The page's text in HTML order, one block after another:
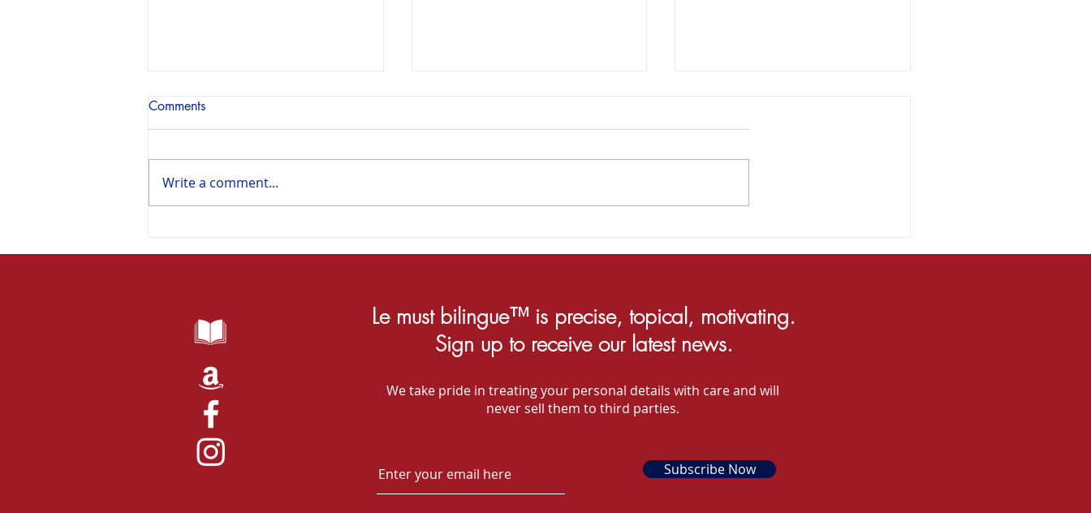
juillet !
juillet !
de la musique !
Comments
Write a comment...
Le must bilingue™ is precise, topical, motivating.
Sign up to receive our latest news.
We take pride in treating your personal details with care and will
never sell them to third parties.
Subscribe Now